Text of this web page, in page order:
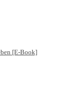
[E-Book]